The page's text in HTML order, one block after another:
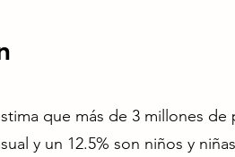
que más de 3 millones
y un 12.5% son niños y